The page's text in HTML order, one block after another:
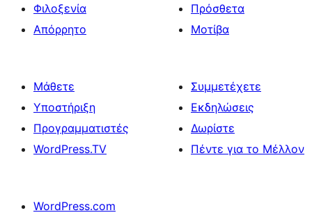
Φιλοξενία
Απόρρητο
Πρόσθετα
Μοτίβα
Μάθετε
Υποστήριξη
Προγραμματιστές
WordPress.TV
Συμμετέχετε
Εκδηλώσεις
Δωρίστε
Πέντε για το Μέλλον
WordPress.com